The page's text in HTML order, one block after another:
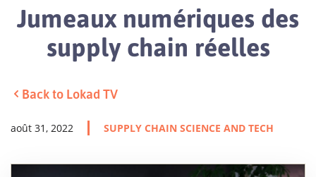
Jumeaux numériques des
supply chain réelles
Back to Lokad TV
août 31, 2022 SUPPLY CHAIN SCIENCE AND TECH